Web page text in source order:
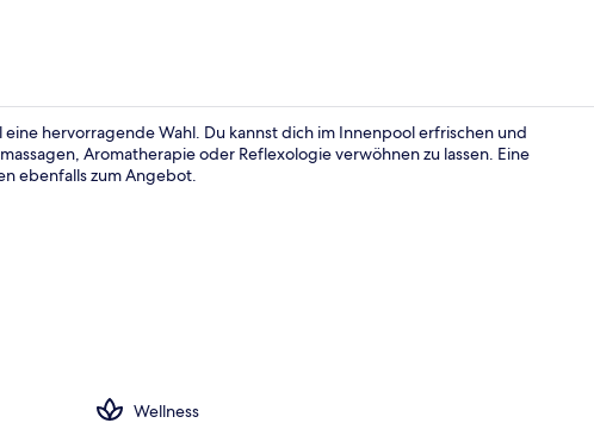
Balkon
hervorragende Wahl. Du kannst dich im Innenpool erfrischen und
Aromatherapie oder Reflexologie verwöhnen zu lassen. Eine
ebenfalls zum Angebot.
Wellness